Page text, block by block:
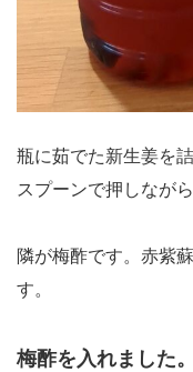
瓶に茹でた新生姜を詰
スプーンで押しなが
隣が梅酢です。赤紫
す。
梅酢を入れました。